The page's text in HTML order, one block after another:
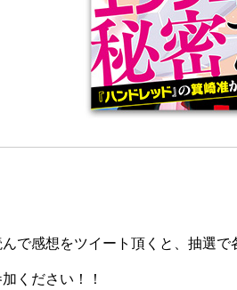
で感想をツイート頂くと、抽選
ください！！